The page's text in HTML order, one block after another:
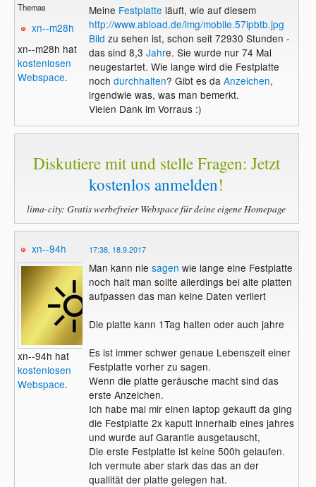
Themas
xn--m28h
xn--m28h hat
kostenlosen
Webspace.
Meine Festplatte läuft, wie auf diesem
http://www.abload.de/img/mobile.57ipbtb.jpg
Bild zu sehen ist, schon seit 72930 Stunden -
das sind 8,3 Jahre. Sie wurde nur 74 Mal
neugestartet. Wie lange wird die Festplatte
noch durchhalten? Gibt es da Anzeichen,
irgendwie was, was man bemerkt.
Vielen Dank im Vorraus :)
Diskutiere mit und stelle Fragen: Jetzt
kostenlos anmelden!
lima-city: Gratis werbefreier Webspace für deine eigene Homepage
xn--94h
xn--94h hat
kostenlosen
Webspace.
17:38, 18.9.2017
Man kann nie sagen wie lange eine Festplatte
noch halt man sollte allerdings bei alte platten
aufpassen das man keine Daten verliert
Die platte kann 1Tag halten oder auch jahre
Es ist immer schwer genaue Lebenszeit einer
Festplatte vorher zu sagen.
Wenn die platte geräusche macht sind das
erste Anzeichen.
Ich habe mal mir einen laptop gekauft da ging
die Festplatte 2x kaputt innerhalb eines jahres
und wurde auf Garantie ausgetauscht,
Die erste Festplatte ist keine 500h gelaufen.
Ich vermute aber stark das das an der
quallität der platte gelegen hat.